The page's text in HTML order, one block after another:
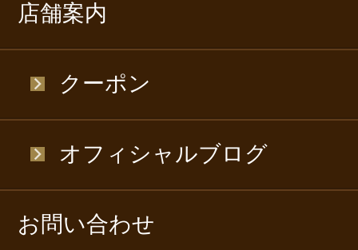
店舗案内
クーポン
オフィシャルブログ
お問い合わせ